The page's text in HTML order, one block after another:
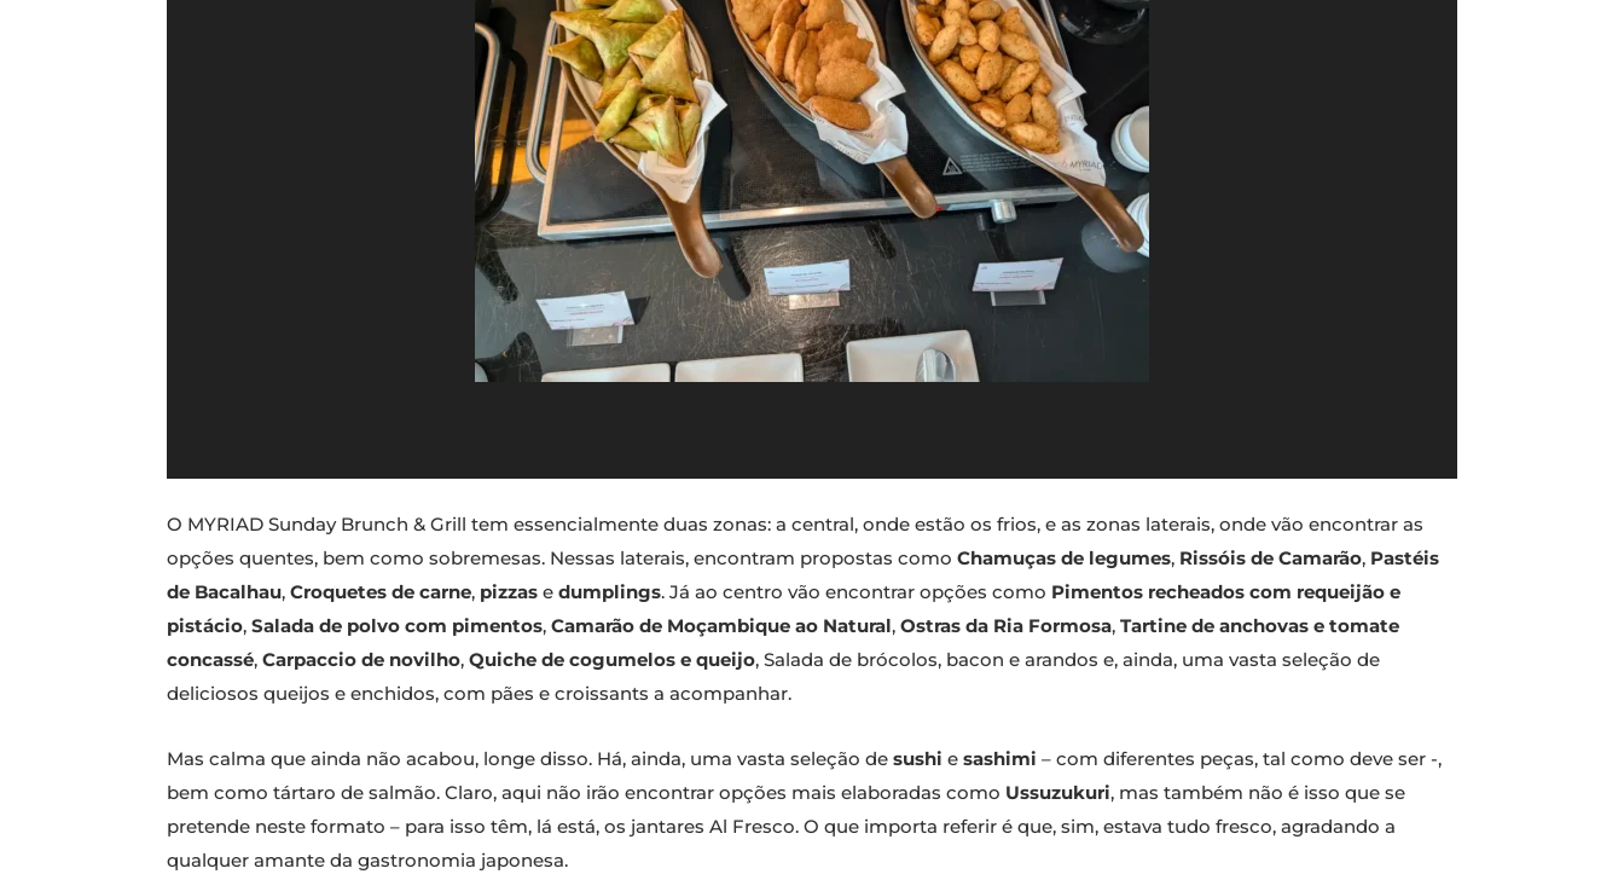
O MYRIAD Sunday Brunch & Grill tem essencialmente duas zonas: a central, onde estão os frios, e as zonas laterais, onde vão encontrar as
opções quentes, bem como sobremesas. Nessas laterais, encontram propostas como Chamuças de legumes, Rissóis de Camarão, Pastéis
de Bacalhau, Croquetes de carne, pizzas e dumplings. Já ao centro vão encontrar opções como Pimentos recheados com requeijão e
pistácio, Salada de polvo com pimentos, Camarão de Moçambique ao Natural, Ostras da Ria Formosa, Tartine de anchovas e tomate
concassé, Carpaccio de novilho, Quiche de cogumelos e queijo, Salada de brócolos, bacon e arandos e, ainda, uma vasta seleção de
deliciosos queijos e enchidos, com pães e croissants a acompanhar.
Mas calma que ainda não acabou, longe disso. Há, ainda, uma vasta seleção de sushi e sashimi – com diferentes peças, tal como deve ser -,
bem como tártaro de salmão. Claro, aqui não irão encontrar opções mais elaboradas como Ussuzukuri, mas também não é isso que se
pretende neste formato – para isso têm, lá está, os jantares Al Fresco. O que importa referir é que, sim, estava tudo fresco, agradando a
qualquer amante da gastronomia japonesa.